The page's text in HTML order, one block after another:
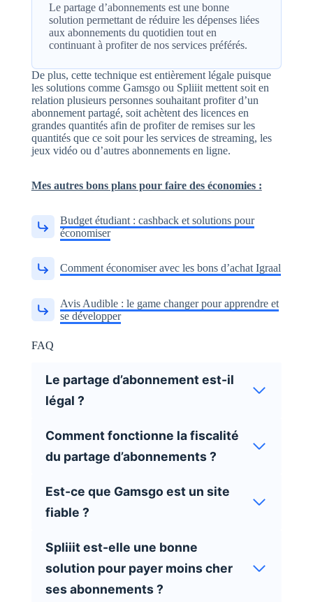
Le partage d’abonnements est une bonne
solution permettant de réduire les dépenses liées
aux abonnements du quotidien tout en
continuant à profiter de nos services préférés.
De plus, cette technique est entièrement légale puisque
les solutions comme Gamsgo ou Spliiit mettent soit en
relation plusieurs personnes souhaitant profiter d’un
abonnement partagé, soit achètent des licences en
grandes quantités afin de profiter de remises sur les
quantités que ce soit pour les services de streaming, les
jeux vidéo ou d’autres abonnements en ligne.
Mes autres bons plans pour faire des économies :
Budget étudiant : cashback et solutions pour
économiser
Comment économiser avec les bons d’achat Igraal
Avis Audible : le game changer pour apprendre et
se développer
FAQ
Le partage d’abonnement est-il
légal ?
Comment fonctionne la fiscalité
du partage d’abonnements ?
Est-ce que Gamsgo est un site
fiable ?
Spliiit est-elle une bonne
solution pour payer moins cher
ses abonnements ?